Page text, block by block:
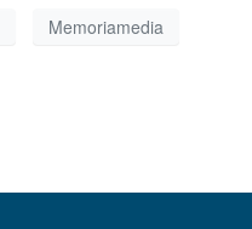
Memoriamedia